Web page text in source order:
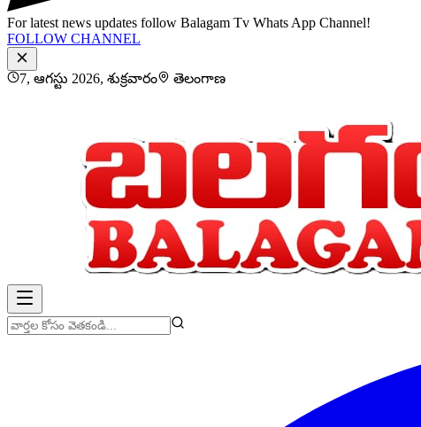
For latest news updates follow Balagam Tv Whats App Channel!
FOLLOW CHANNEL
7, ఆగస్టు 2026, శుక్రవారం తెలంగాణ